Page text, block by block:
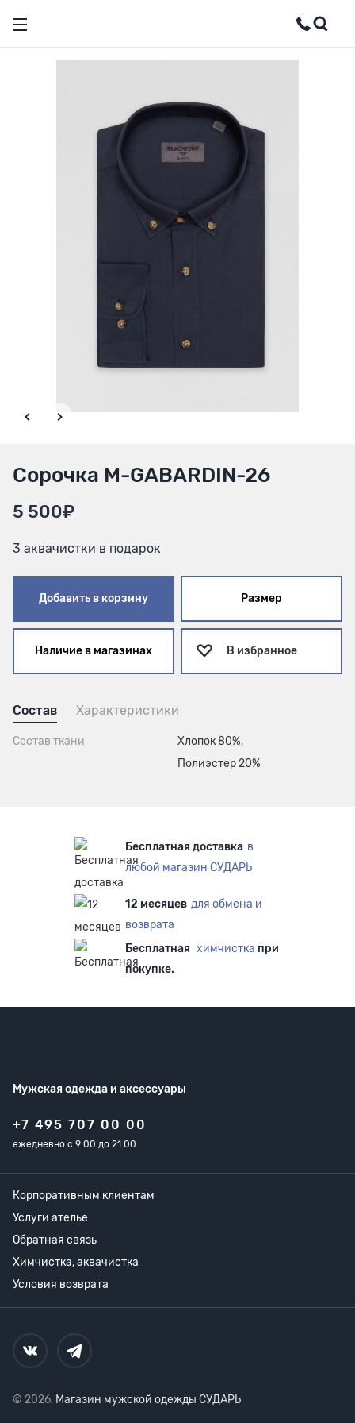
Сорочка M-GABARDIN-26
5 500₽
3 аквачистки в подарок
Добавить в корзину Размер
Наличие в магазинах В избранное
Состав Характеристики
Состав ткани
Хлопок 80%,
Полиэстер 20%
Бесплатная доставка в
любой магазин СУДАРЬ
12 месяцев для обмена и
возврата
Бесплатная химчистка при
покупке.
Мужская одежда и аксессуары
+7 495 707 00 00
ежедневно с 9:00 до 21:00
Корпоративным клиентам
Услуги ателье
Обратная связь
Химчистка, аквачистка
Условия возврата
© 2026, Магазин мужской одежды СУДАРЬ